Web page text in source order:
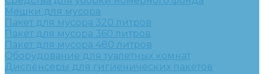
Мешки для мусора
Пакет для мусора 320 литров
Пакет для мусора 360 литров
Пакет для мусора 480 литров
Оборудование для туалетных комнат
Диспенсеры для гигиенических пакетов